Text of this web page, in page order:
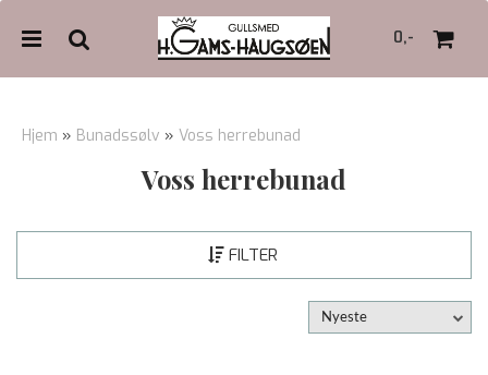
0,-
Hjem » Bunadssølv » Voss herrebunad
Voss herrebunad
FILTER
Nyeste
Trykk ENTER for å søke